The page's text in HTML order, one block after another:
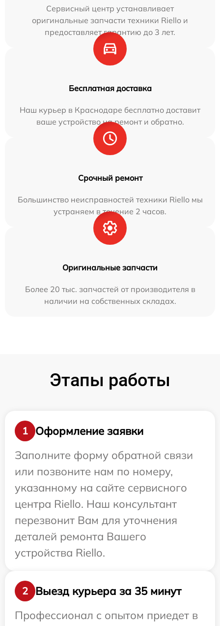
Сервисный центр устанавливает
оригинальные запчасти техники Riello и
предоставляет гарантию до 3 лет.
Бесплатная доставка
Наш курьер в Краснодаре бесплатно доставит
ваше устройство на ремонт и обратно.
Срочный ремонт
Большинство неисправностей техники Riello мы
устраняем в течение 2 часов.
Оригинальные запчасти
Более 20 тыс. запчастей от производителя в
наличии на собственных складах.
Этапы работы
1
Оформление заявки
Заполните форму обратной связи
или позвоните нам по номеру,
указанному на сайте сервисного
центра Riello. Наш консультант
перезвонит Вам для уточнения
деталей ремонта Вашего
устройства Riello.
2
Выезд курьера за 35 минут
Профессионал с опытом приедет в